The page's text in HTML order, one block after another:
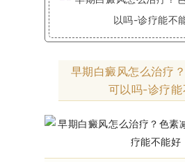
早期白癜风怎么治疗
可以吗-诊疗